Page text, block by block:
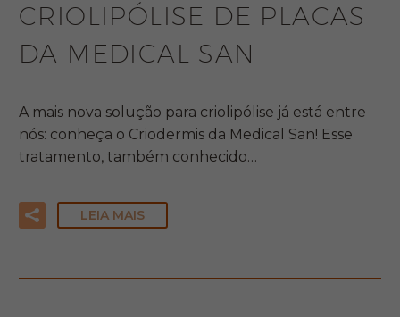
CRIOLIPÓLISE DE PLACAS
DA MEDICAL SAN
A mais nova solução para criolipólise já está entre
nós: conheça o Criodermis da Medical San! Esse
tratamento, também conhecido…
LEIA MAIS